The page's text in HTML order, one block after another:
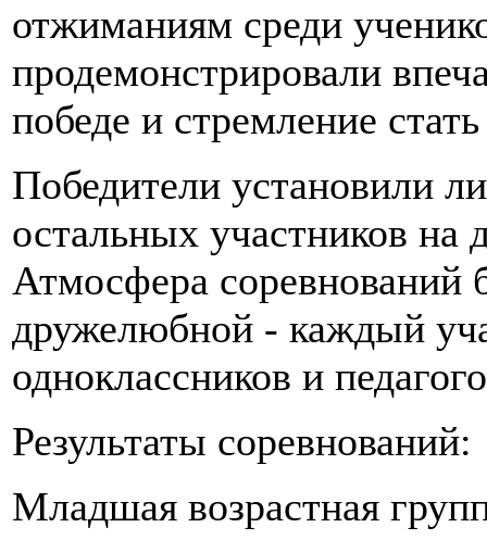
отжиманиям среди
продемонстрировали
победе и стремление
Победители установили
остальных участников на
Атмосфера соревнований
дружелюбной - каждый
одноклассников и
Результаты соревнований:
Младшая возрастная